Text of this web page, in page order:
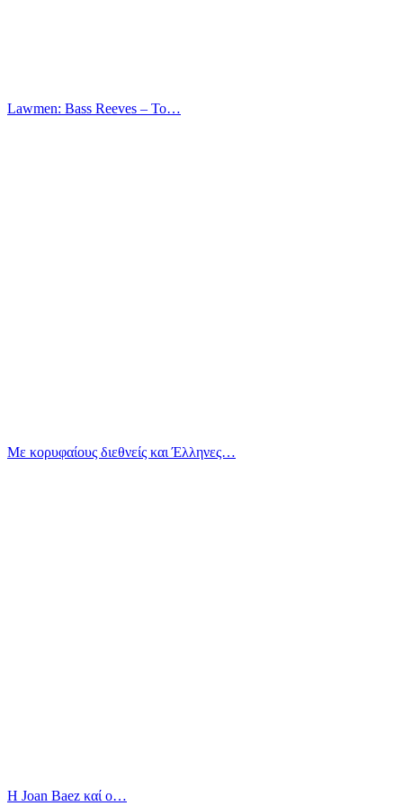
Lawmen: Bass Reeves – Το…
Με κορυφαίους διεθνείς και Έλληνες…
Η Joan Baez καί ο…